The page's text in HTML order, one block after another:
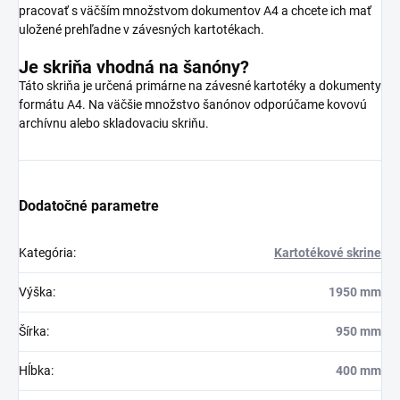
pracovať s väčším množstvom dokumentov A4 a chcete ich mať
uložené prehľadne v závesných kartotékach.
Je skriňa vhodná na šanóny?
Táto skriňa je určená primárne na závesné kartotéky a dokumenty
formátu A4. Na väčšie množstvo šanónov odporúčame kovovú
archívnu alebo skladovaciu skriňu.
Dodatočné parametre
Kategória: Kartotékové skrine
Výška: 1950 mm
Šírka: 950 mm
Hĺbka: 400 mm